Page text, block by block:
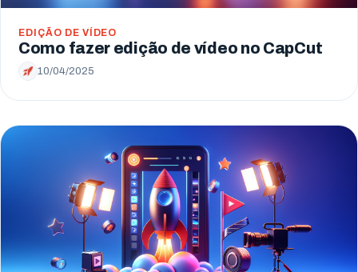
EDIÇÃO DE VÍDEO
Como fazer edição de vídeo no CapCut
10/04/2025